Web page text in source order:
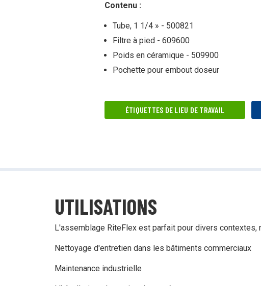
Démonstrations, tutoriels, déballagesContenu :
Tube, 1 1/4 » - 500821
Filtre à pied - 609600
Poids en céramique - 509900
Pochette pour embout doseur
ÉTIQUETTES DE LIEU DE TRAVAIL
UTILISATIONS
L'assemblage RiteFlex est parfait pour divers contextes,
Nettoyage d'entretien dans les bâtiments commerciaux
Maintenance industrielle